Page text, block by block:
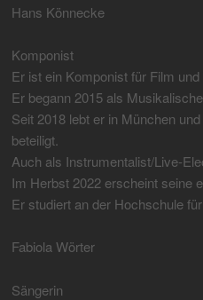
Hans Könnecke
Komponist
Er ist ein Komponist für Film und
Er begann 2015 als
Seit 2018 lebt er in München
beteiligt.
Auch als Instrumentalist/Live-
Im Herbst 2022 erscheint seine
Er studiert an der Hochschule
Fabiola Wörter
Sängerin